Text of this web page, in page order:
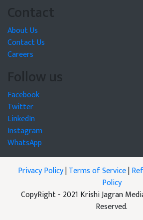
Contact
About Us
Contact Us
Careers
Follow us
Facebook
Twitter
LinkedIn
Instagram
WhatsApp
Privacy Policy|Terms of Service|
Policy
CopyRight - 2021 Krishi Jagran
Reserved.